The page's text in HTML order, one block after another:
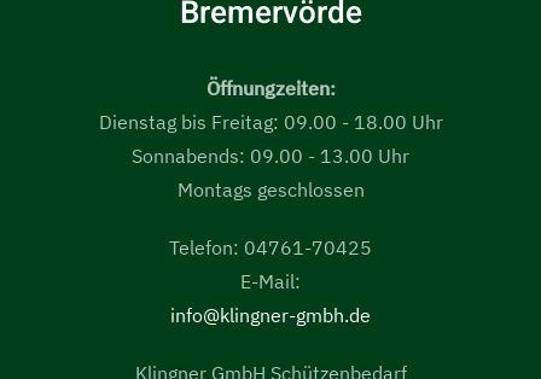
Bremervörde
Öffnungzeiten:
Dienstag bis Freitag: 09.00 - 18.00 Uhr
Sonnabends: 09.00 - 13.00 Uhr
Montags geschlossen
Telefon: 04761-70425
E-Mail:
info@klingner-gmbh.de
Klingner GmbH Schützenbedarf